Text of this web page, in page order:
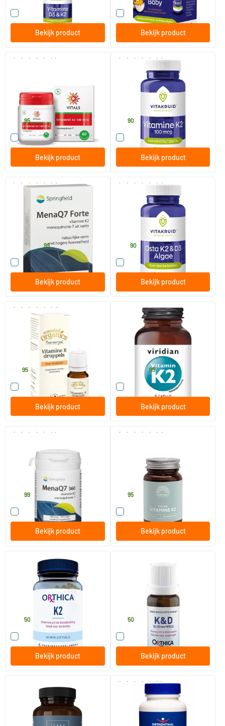
Vergelijk dit product
Bekijk product
Vergelijk dit product
Bekijk product
(1)
60 Plantaardige capsules
Vitals
.95
Vergelijk dit product
Bekijk product
(4)
Vitamine K2 100 mcg
60 tabletten
90
Vergelijk dit product
Bekijk product
(4)
MenaQ7 Forte (180 mcg)
vitamine K2
60 vegicaps
Springfield
vanaf 39.99
Vergelijk dit product
Bekijk product
(3)
Osta K2 & D3 algae
90 tabletten
90
Vergelijk dit product
Bekijk product
(5)
Vitamine K druppels
10 ml
Essential Organics Puur
95
Vergelijk dit product
Bekijk product
Vitamin K2
30/​90 vegicaps
23.95
Vergelijk dit product
Bekijk product
(1)
30 vegicaps
Springfield
99
Vergelijk dit product
Bekijk product
(8)
60 tabletten
Mattisson Healthstyle
95
Vergelijk dit product
Bekijk product
(1)
Vitamine K2 45 mcg
60 softgels
50
Vergelijk dit product
Bekijk product
50
Vergelijk dit product
Bekijk product
Vitamine K2 100 mcg complex
50/​100 stuks
(1)
Vegan Vitamine K2 & D3
60 vegicaps